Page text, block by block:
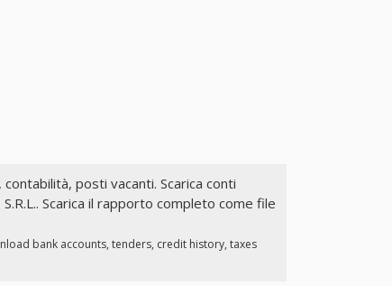
contabilità, posti vacanti. Scarica conti
Scarica il rapporto completo come file
bank accounts, tenders, credit history, taxes